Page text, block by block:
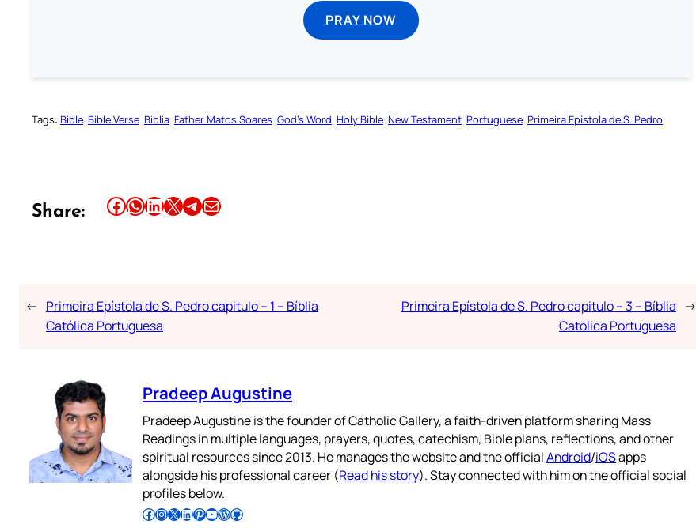
PRAY NOW
Tags: Bible Bible Verse Biblia Father Matos Soares God’s Word Holy Bible New Testament Portuguese Primeira Epístola de S. Pedro
Share: Share this article on Facebook Share this article on WhatsApp Share this article on LinkedIn Share this article on X Share this article on TelegramEmail this Article
← Primeira Epístola de S. Pedro capitulo – 1 – Bíblia
Católica Portuguesa
Primeira Epístola de S. Pedro capitulo – 3 – Bíblia
Católica Portuguesa
→
Pradeep Augustine
Pradeep Augustine is the founder of Catholic Gallery, a faith-driven platform sharing Mass
Readings in multiple languages, prayers, quotes, catechism, Bible plans, reflections, and other
spiritual resources since 2013. He manages the website and the officialAndroid/iOSapps
alongside his professional career (Read his story). Stay connected with him on the official social
profiles below.
Follow Pradeep on Facebook Follow Pradeep on InstagramFollow Pradeep on X Follow Pradeep on LinkedIn Follow Pradeep on Pinterest Subscribe to Pradeep’s Youtube Channel Follow Pradeep on WordPress Follow Pradeep on GitHub